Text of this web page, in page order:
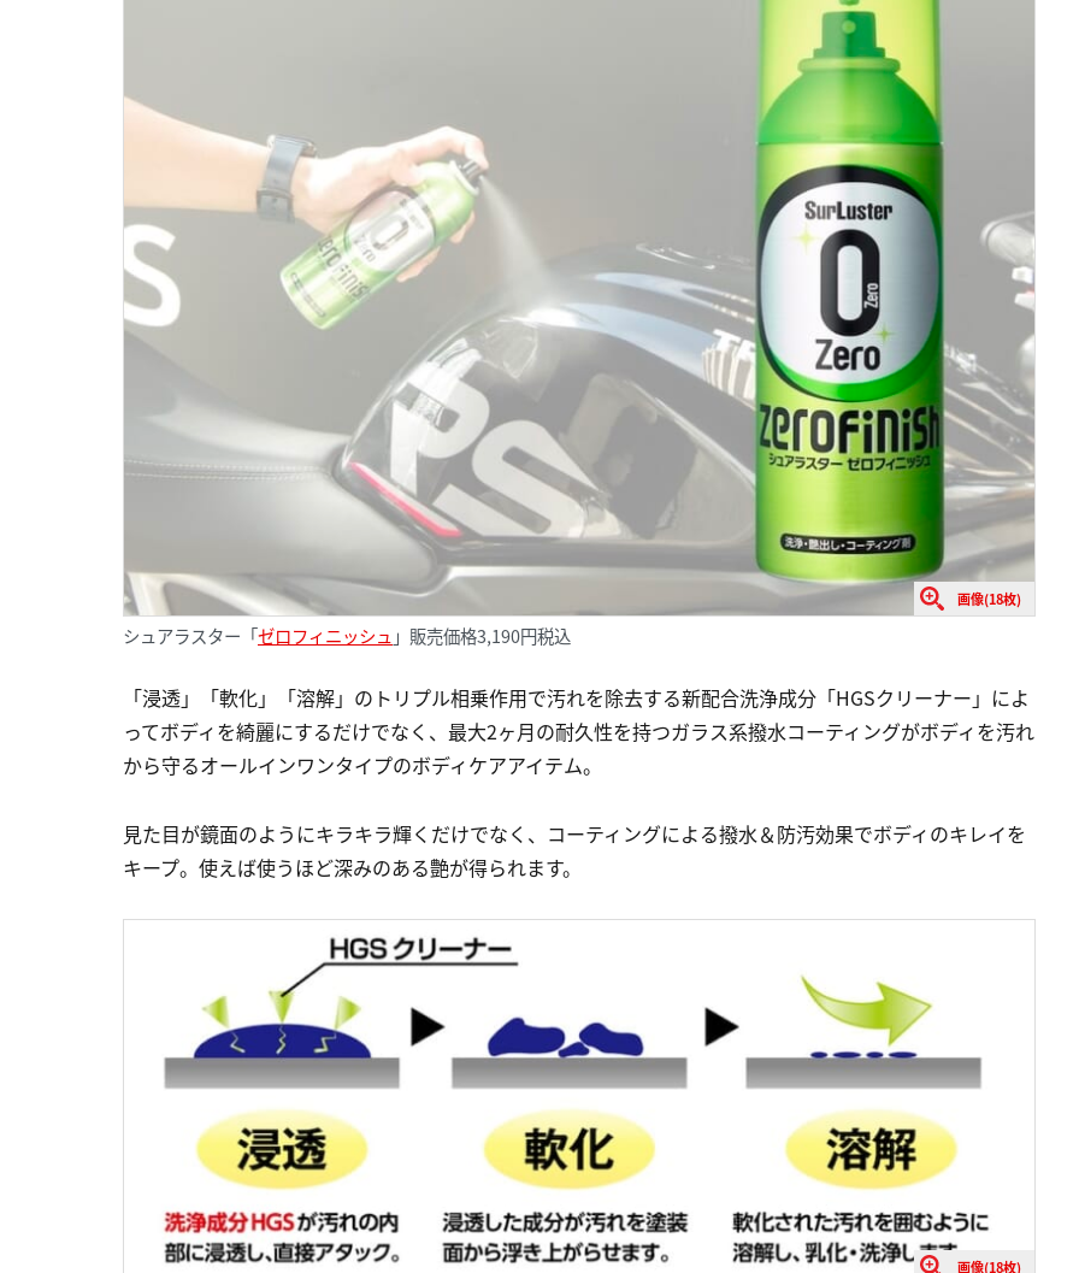
画像(18枚)
シュアラスター「ゼロフィニッシュ 」販売価格3,190円税込
「浸透」「軟化」「溶解」のトリプル相乗作用で汚れを除去する新配合洗浄成分「HGSクリーナー」によ
ってボディを綺麗にするだけでなく、最大2ヶ月の耐久性を持つガラス系撥水コーティングがボディを汚れ
から守るオールインワンタイプのボディケアアイテム。
見た目が鏡面のようにキラキラ輝くだけでなく、コーティングによる撥水＆防汚効果でボディのキレイを
キープ。使えば使うほど深みのある艶が得られます。
画像(18枚)